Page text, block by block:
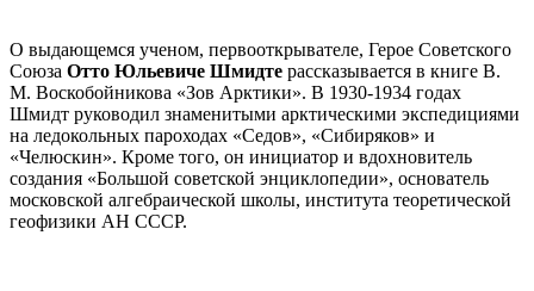
О выдающемся ученом, первооткрывателе, Герое Советского
Союза Отто Юльевиче Шмидте рассказывается в книге В.
М. Воскобойникова «Зов Арктики». В 1930-1934 годах
Шмидт руководил знаменитыми арктическими экспедициями
на ледокольных пароходах «Седов», «Сибиряков» и
«Челюскин». Кроме того, он инициатор и вдохновитель
создания «Большой советской энциклопедии», основатель
московской алгебраической школы, института теоретической
геофизики АН СССР.